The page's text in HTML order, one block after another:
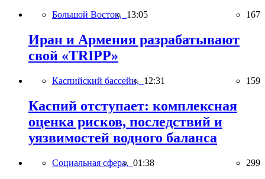
Большой Восток, 13:05 167
Иран и Армения разрабатывают
свой «TRIPP»
Каспийский бассейн, 12:31 159
Каспий отступает: комплексная
оценка рисков, последствий и
уязвимостей водного баланса
Социальная сфера, 01:38 299